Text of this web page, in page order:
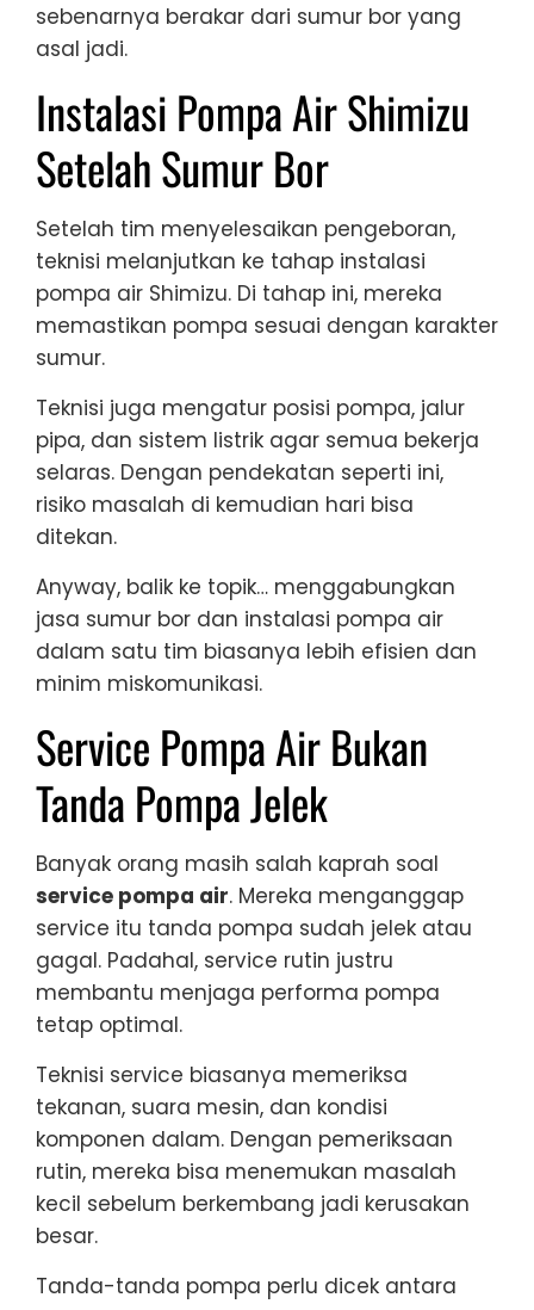
sebenarnya berakar dari sumur bor yang
asal jadi.
Instalasi Pompa Air Shimizu
Setelah Sumur Bor
Setelah tim menyelesaikan pengeboran,
teknisi melanjutkan ke tahap instalasi
pompa air Shimizu. Di tahap ini, mereka
memastikan pompa sesuai dengan karakter
sumur.
Teknisi juga mengatur posisi pompa, jalur
pipa, dan sistem listrik agar semua bekerja
selaras. Dengan pendekatan seperti ini,
risiko masalah di kemudian hari bisa
ditekan.
Anyway, balik ke topik… menggabungkan
jasa sumur bor dan instalasi pompa air
dalam satu tim biasanya lebih efisien dan
minim miskomunikasi.
Service Pompa Air Bukan
Tanda Pompa Jelek
Banyak orang masih salah kaprah soal
service pompa air. Mereka menganggap
service itu tanda pompa sudah jelek atau
gagal. Padahal, service rutin justru
membantu menjaga performa pompa
tetap optimal.
Teknisi service biasanya memeriksa
tekanan, suara mesin, dan kondisi
komponen dalam. Dengan pemeriksaan
rutin, mereka bisa menemukan masalah
kecil sebelum berkembang jadi kerusakan
besar.
Tanda-tanda pompa perlu dicek antara